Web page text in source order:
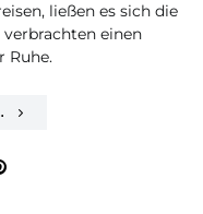
ließen es sich die
einen
Ruhe.